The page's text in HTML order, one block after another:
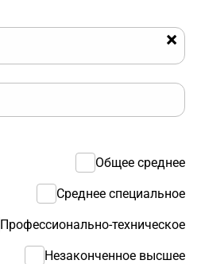
Общее среднее
Среднее специальное
Профессионально-техническое
Незаконченное высшее
×